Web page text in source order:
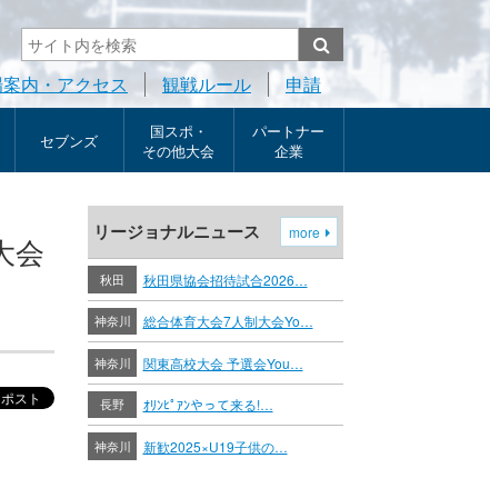
内・アクセス 観戦ルール 申請
セブンズ
国スポ・
その他大会
パートナー
企業
会
リージョナルニュース more
秋田 秋田県協会招待試合2026…
神奈川 総合体育大会7人制大会Yo…
神奈川 関東高校大会 予選会You…
長野 ｵﾘﾝﾋﾟｱﾝやって来る!…
神奈川 新歓2025×U19子供の…